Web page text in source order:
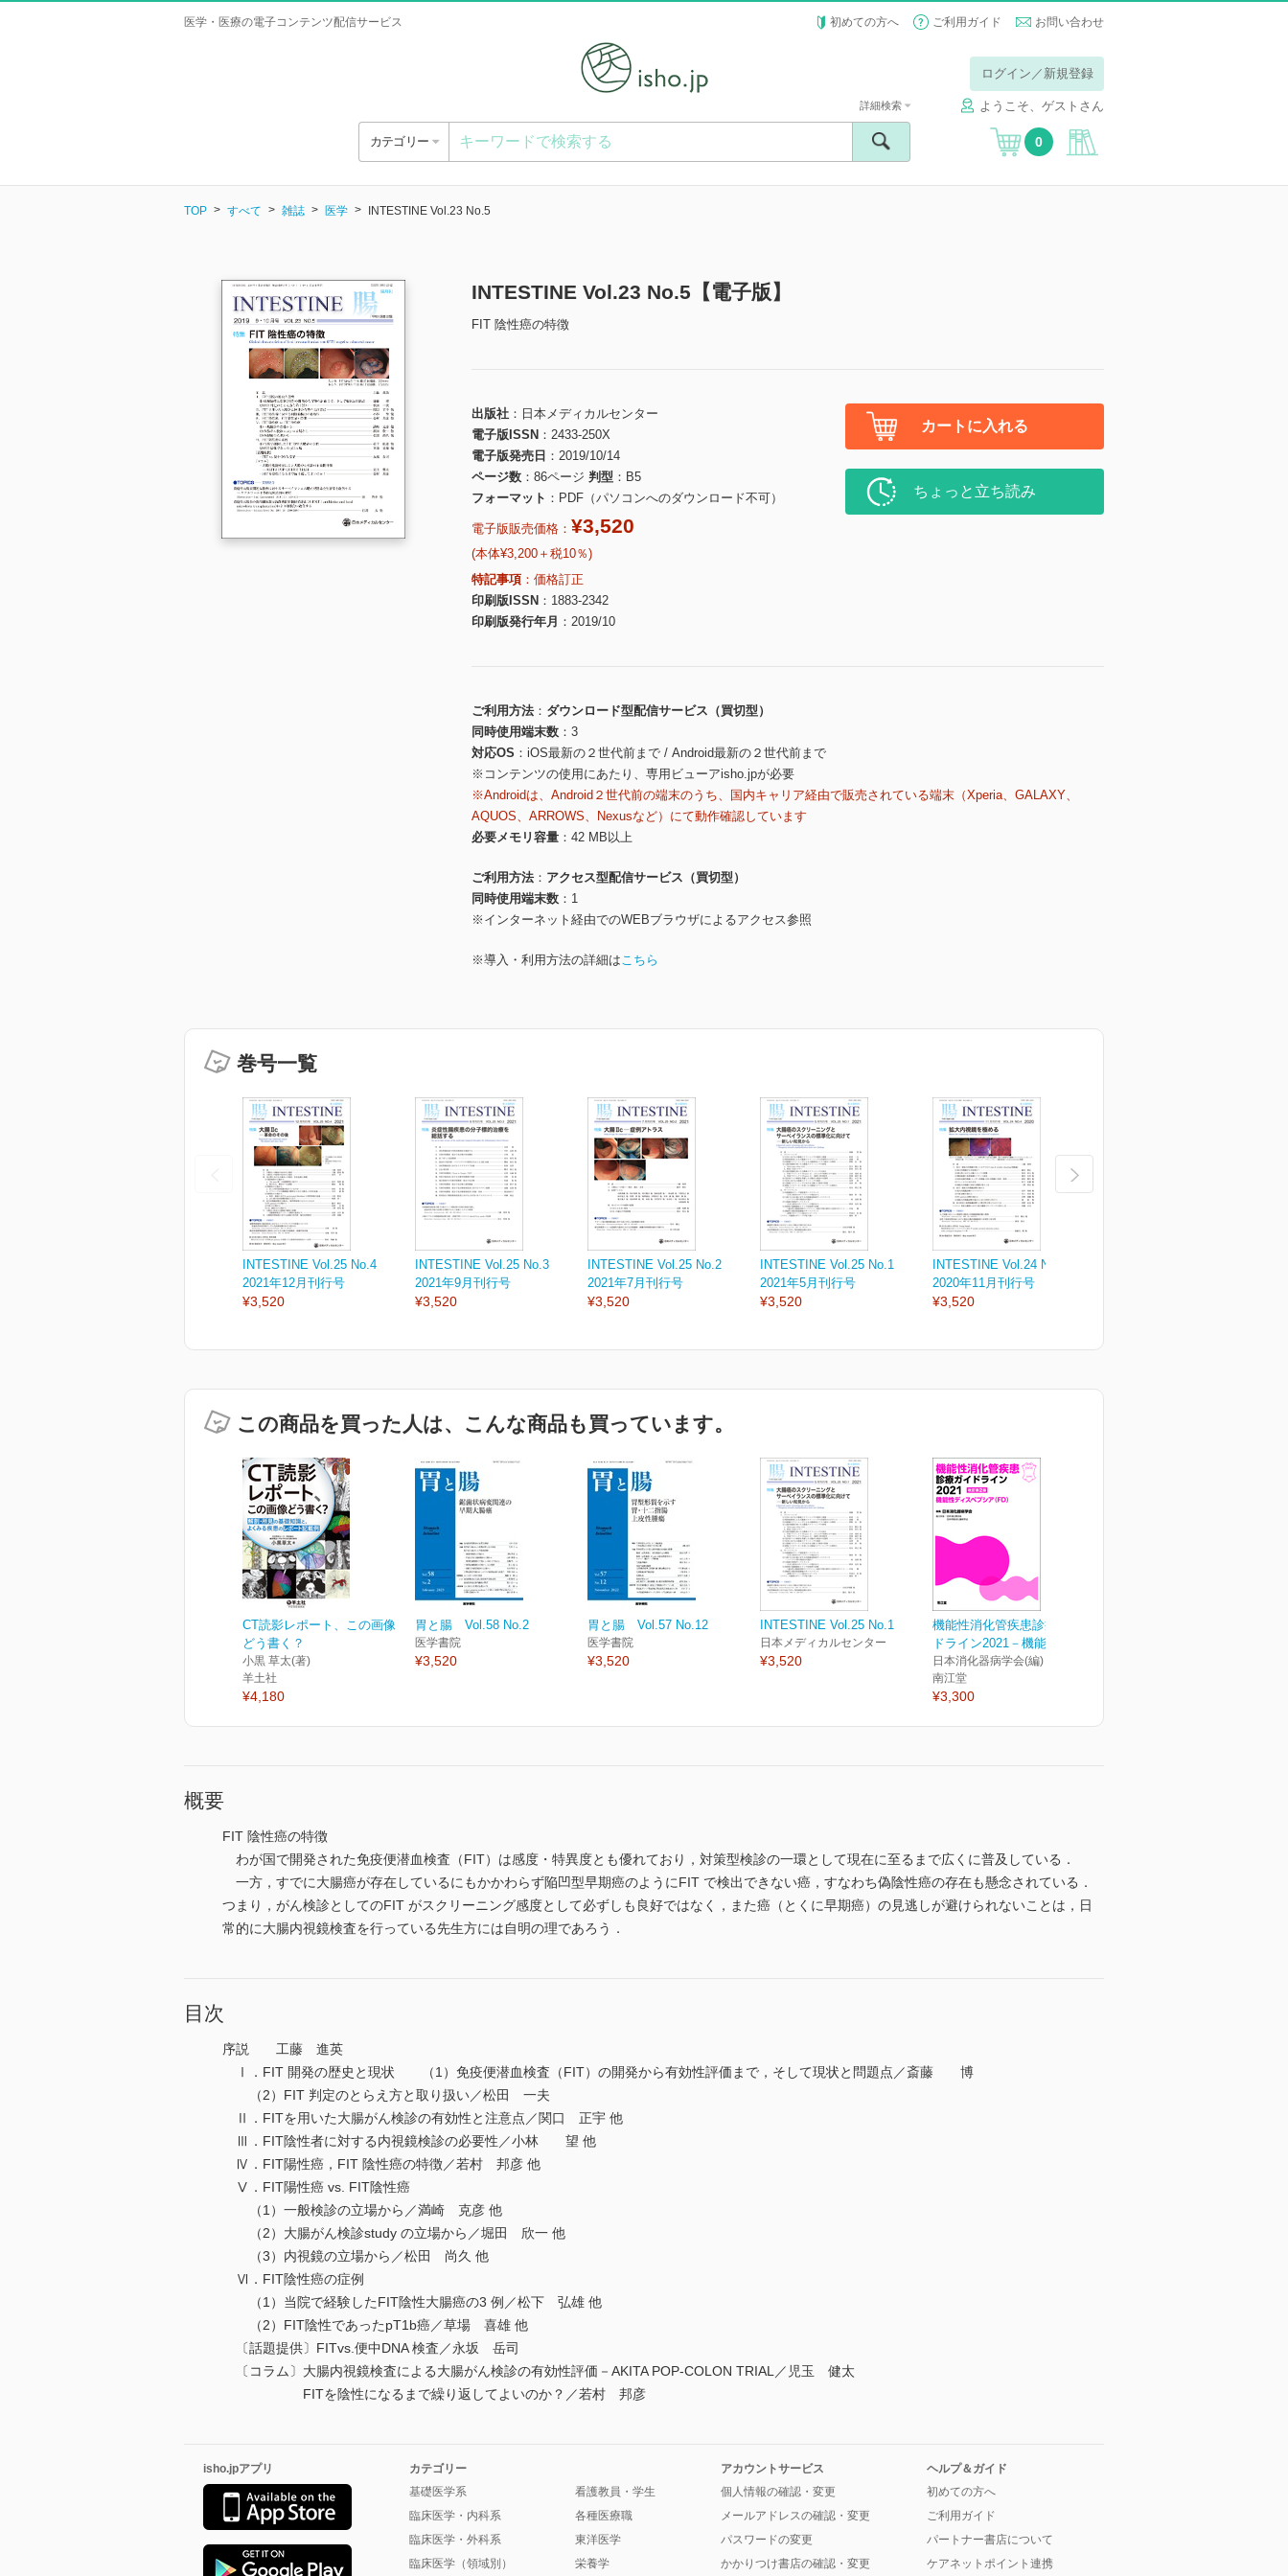
医学・医療の電子コンテンツ配信サービス 初めての方へ ご利用ガイド お問い合わせ
ログイン／新規登録
ようこそ、ゲストさん
カテゴリー
詳細検索
0
TOP すべて 雑誌 医学 INTESTINE Vol.23 No.5
INTESTINE Vol.23 No.5【電子版】
FIT 陰性癌の特徴
出版社
日本メディカルセンター
電子版ISSN
2433-250X
電子版発売日
2019/10/14
ページ数
86ページ 判型
B5
フォーマット
PDF（パソコンへのダウンロード不可）
電子版販売価格： ¥3,520
(本体¥3,200＋税10％)
特記事項
価格訂正
印刷版ISSN
1883-2342
印刷版発行年月
2019/10
カートに入れる
ちょっと立ち読み
ご利用方法
ダウンロード型配信サービス（買切型）
同時使用端末数
3
対応OS
iOS最新の２世代前まで / Android最新の２世代前まで
※コンテンツの使用にあたり、専用ビューアisho.jpが必要
※Androidは、Android２世代前の端末のうち、国内キャリア経由で販売されている端末（Xperia、GALAXY、
AQUOS、ARROWS、Nexusなど）にて動作確認しています
必要メモリ容量
42 MB以上
ご利用方法
アクセス型配信サービス（買切型）
同時使用端末数
1
※インターネット経由でのWEBブラウザによるアクセス参照
※導入・利用方法の詳細はこちら
巻号一覧
INTESTINE Vol.25 No.4
2021年12月刊行号
¥3,520
INTESTINE Vol.25 No.3
2021年9月刊行号
¥3,520
INTESTINE Vol.25 No.2
2021年7月刊行号
¥3,520
INTESTINE Vol.25 No.1
2021年5月刊行号
¥3,520
INTESTINE Vol.24 No.4
2020年11月刊行号
¥3,520
この商品を買った人は、こんな商品も買っています。
CT読影レポート、この画像
どう書く？
小黒 草太(著)
羊土社
¥4,180
胃と腸 Vol.58 No.2
医学書院
¥3,520
胃と腸 Vol.57 No.12
医学書院
¥3,520
INTESTINE Vol.25 No.1
日本メディカルセンター
¥3,520
機能性消化管疾患診療ガイ
ドライン2021－機能性デ...
日本消化器病学会(編)
南江堂
¥3,300
概要
FIT 陰性癌の特徴
わが国で開発された免疫便潜血検査（FIT）は感度・特異度とも優れており，対策型検診の一環として現在に至るまで広くに普及している．
一方，すでに大腸癌が存在しているにもかかわらず陥凹型早期癌のようにFIT で検出できない癌，すなわち偽陰性癌の存在も懸念されている．
つまり，がん検診としてのFIT がスクリーニング感度として必ずしも良好ではなく，また癌（とくに早期癌）の見逃しが避けられないことは，日
常的に大腸内視鏡検査を行っている先生方には自明の理であろう．
目次
序説 工藤 進英
Ⅰ．FIT 開発の歴史と現状 （1）免疫便潜血検査（FIT）の開発から有効性評価まで，そして現状と問題点／斎藤 博
（2）FIT 判定のとらえ方と取り扱い／松田 一夫
Ⅱ．FITを用いた大腸がん検診の有効性と注意点／関口 正宇 他
Ⅲ．FIT陰性者に対する内視鏡検診の必要性／小林 望 他
Ⅳ．FIT陽性癌，FIT 陰性癌の特徴／若村 邦彦 他
Ⅴ．FIT陽性癌 vs. FIT陰性癌
（1）一般検診の立場から／満崎 克彦 他
（2）大腸がん検診study の立場から／堀田 欣一 他
（3）内視鏡の立場から／松田 尚久 他
Ⅵ．FIT陰性癌の症例
（1）当院で経験したFIT陰性大腸癌の3 例／松下 弘雄 他
（2）FIT陰性であったpT1b癌／草場 喜雄 他
〔話題提供〕FITvs.便中DNA 検査／永坂 岳司
〔コラム〕大腸内視鏡検査による大腸がん検診の有効性評価－AKITA POP-COLON TRIAL／児玉 健太
FITを陰性になるまで繰り返してよいのか？／若村 邦彦
isho.jpアプリ
カテゴリー
基礎医学系
臨床医学・内科系
臨床医学・外科系
臨床医学（領域別）
看護教員・学生
各種医療職
東洋医学
栄養学
アカウントサービス
個人情報の確認・変更
メールアドレスの確認・変更
パスワードの変更
かかりつけ書店の確認・変更
ヘルプ＆ガイド
初めての方へ
ご利用ガイド
パートナー書店について
ケアネットポイント連携